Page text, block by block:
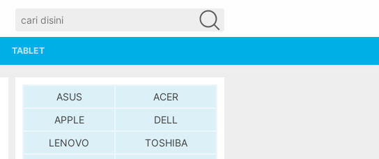
TABLET
ASUS
ACER
APPLE
DELL
LENOVO
TOSHIBA